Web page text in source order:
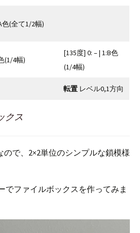
色(全て1/2幅)
(1/4幅)
[135度] 0: – | 1:B色
(1/4幅)
転置 レベル0,1方向
クス
ので、2×2単位のシンプルな鎖模様
でファイルボックスを作ってみま